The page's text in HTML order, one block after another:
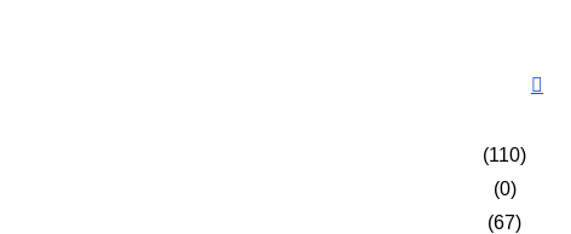
(110)
(0)
(67)